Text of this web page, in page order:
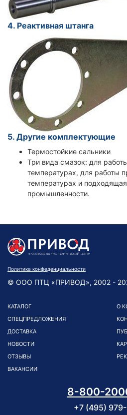
4. Реактивная штанга
5. Другие комплектующие
Термостойкие сальники
Три вида смазок: для
температурах, для работы
температурах и
промышленности.
Политика конфеденциальности
© ООО ПТЦ «ПРИВОД», 2002 -
КАТАЛОГ
СПЕЦПРЕДЛОЖЕНИЯ
ДОСТАВКА
НОВОСТИ
ОТЗЫВЫ
ВАКАНСИИ
О
8-800-
+7 (495)